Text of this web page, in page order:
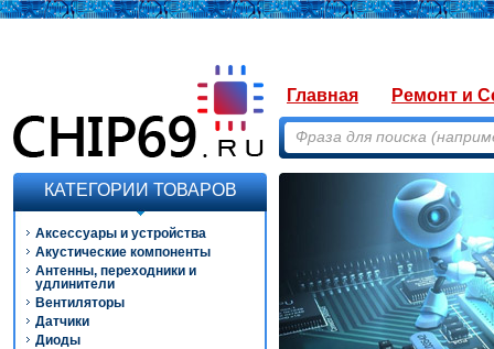
Главная Ремонт и
КАТЕГОРИИ ТОВАРОВ
Аксессуары и устройства
Акустические компоненты
Антенны, переходники и
удлинители
Вентиляторы
Датчики
Диоды